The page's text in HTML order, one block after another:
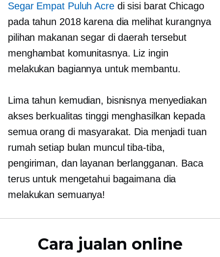
Segar Empat Puluh Acredi sisi barat Chicago
pada tahun 2018 karena dia melihat kurangnya
pilihan makanan segar di daerah tersebut
menghambat komunitasnya. Liz ingin
melakukan bagiannya untuk membantu.
Lima tahun kemudian, bisnisnya menyediakan
akses berkualitas tinggimenghasilkan kepada
semua orang di masyarakat. Dia menjadi tuan
rumah setiap bulan muncul tiba-tiba,
pengiriman, dan layanan berlangganan. Baca
terus untuk mengetahui bagaimana dia
melakukan semuanya!
Cara jualan online